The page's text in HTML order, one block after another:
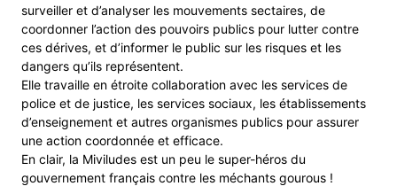
surveiller et d’analyser les mouvements sectaires, de
coordonner l’action des pouvoirs publics pour lutter contre
ces dérives, et d’informer le public sur les risques et les
dangers qu’ils représentent.
Elle travaille en étroite collaboration avec les services de
police et de justice, les services sociaux, les établissements
d’enseignement et autres organismes publics pour assurer
une action coordonnée et efficace.
En clair, la Miviludes est un peu le super-héros du
gouvernement français contre les méchants gourous !